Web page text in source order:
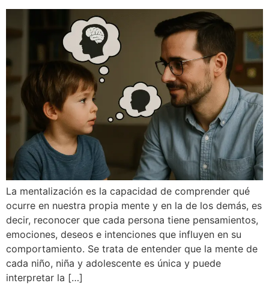
La mentalización es la capacidad de comprender qué
ocurre en nuestra propia mente y en la de los demás, es
decir, reconocer que cada persona tiene pensamientos,
emociones, deseos e intenciones que influyen en su
comportamiento. Se trata de entender que la mente de
cada niño, niña y adolescente es única y puede
interpretar la […]